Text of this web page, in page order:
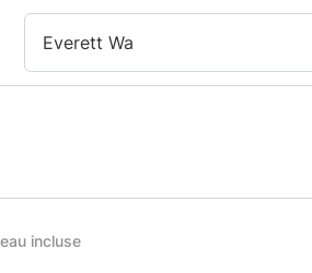
Everett Wa
incluse